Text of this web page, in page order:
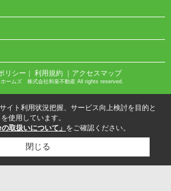
リシー 利用規約 ｜アクセスマップ
ームズ 株式会社和泉不動産 All rights reserved.
イト利用状況把握、サービス向上検討を目的と
使用しています。
の取扱いについて」 をご確認ください。
閉じる